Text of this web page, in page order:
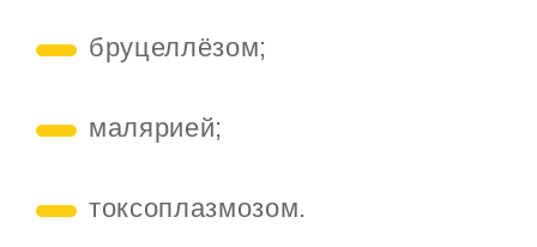
бруцеллёзом;
малярией;
токсоплазмозом.